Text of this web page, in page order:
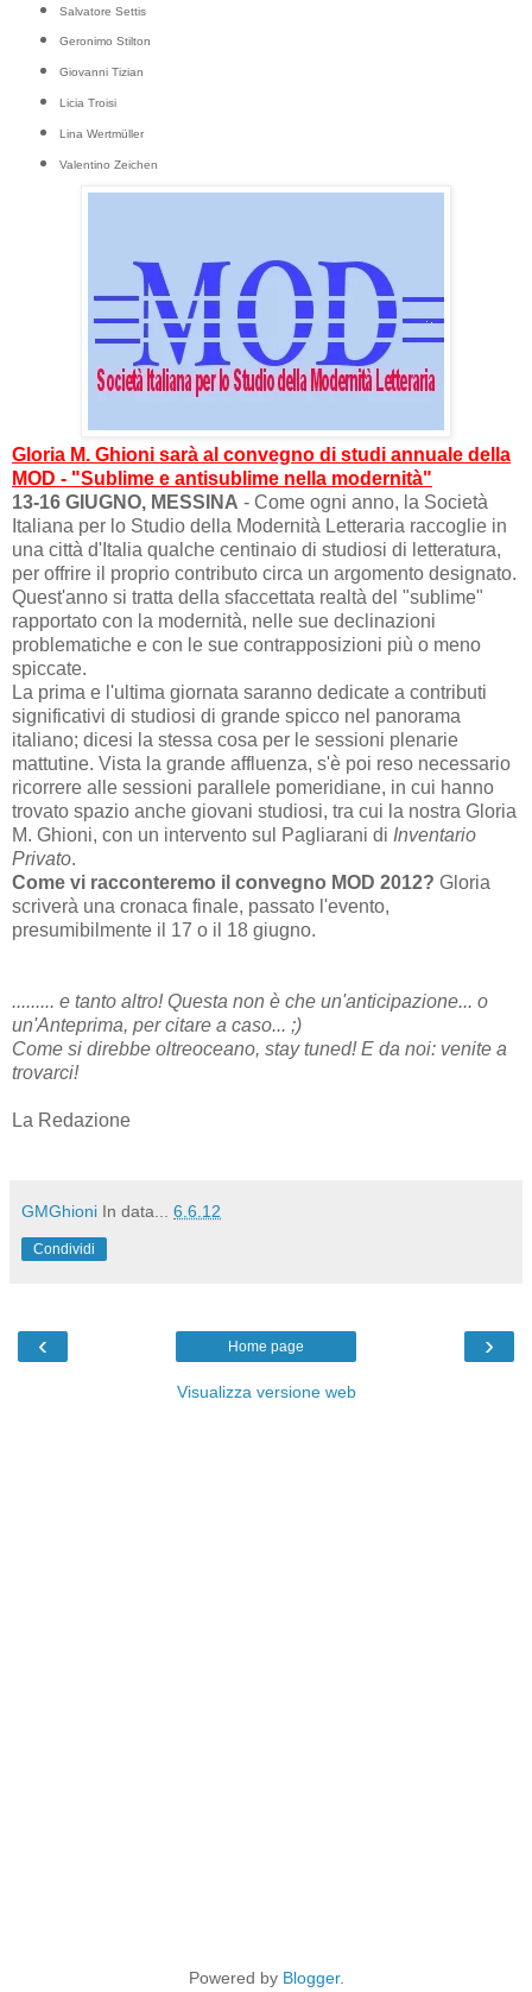
Salvatore Settis
Geronimo Stilton
Giovanni Tizian
Licia Troisi
Lina Wertmüller
Valentino Zeichen
Gloria M. Ghioni sarà al convegno di studi annuale della
MOD - "Sublime e antisublime nella modernità"
13-16 GIUGNO, MESSINA - Come ogni anno, la Società
Italiana per lo Studio della Modernità Letteraria raccoglie in
una città d'Italia qualche centinaio di studiosi di letteratura,
per offrire il proprio contributo circa un argomento designato.
Quest'anno si tratta della sfaccettata realtà del "sublime"
rapportato con la modernità, nelle sue declinazioni
problematiche e con le sue contrapposizioni più o meno
spiccate.
La prima e l'ultima giornata saranno dedicate a contributi
significativi di studiosi di grande spicco nel panorama
italiano; dicesi la stessa cosa per le sessioni plenarie
mattutine. Vista la grande affluenza, s'è poi reso necessario
ricorrere alle sessioni parallele pomeridiane, in cui hanno
trovato spazio anche giovani studiosi, tra cui la nostra Gloria
M. Ghioni, con un intervento sul Pagliarani di Inventario
Privato.
Come vi racconteremo il convegno MOD 2012? Gloria
scriverà una cronaca finale, passato l'evento,
presumibilmente il 17 o il 18 giugno.
......... e tanto altro! Questa non è che un'anticipazione... o
un'Anteprima, per citare a caso... ;)
Come si direbbe oltreoceano, stay tuned! E da noi: venite a
trovarci!
La Redazione
GMGhioni In data... 6.6.12
Condividi
‹ ›
Home page
Visualizza versione web
Powered by Blogger.